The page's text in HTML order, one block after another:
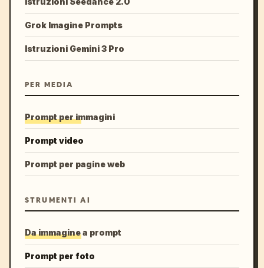
Grok Imagine Prompts
Istruzioni Gemini 3 Pro
PER MEDIA
Prompt per immagini
Prompt video
Prompt per pagine web
STRUMENTI AI
Da immagine a prompt
Prompt per foto